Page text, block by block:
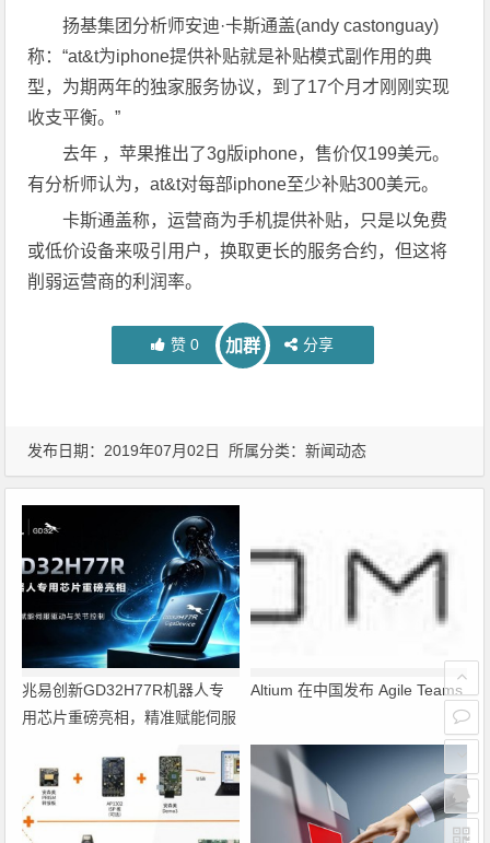
扬基集团分析师安迪·卡斯通盖(andy castonguay)
称：“at&t为iphone提供补贴就是补贴模式副作用的典
型，为期两年的独家服务协议，到了17个月才刚刚实现
收支平衡。”
去年 ，苹果推出了3g版iphone，售价仅199美元。
有分析师认为，at&t对每部iphone至少补贴300美元。
卡斯通盖称，运营商为手机提供补贴，只是以免费
或低价设备来吸引用户，换取更长的服务合约，但这将
削弱运营商的利润率。
赞 0 加群 分享
发布日期：2019年07月02日 所属分类：新闻动态
兆易创新GD32H77R机器人专
用芯片重磅亮相，精准赋能伺服
Altium 在中国发布 Agile Teams